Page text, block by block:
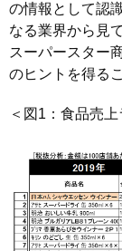
の情報として認
なる業界から見
スーパースター
のヒントを得る
＜図1：食品売